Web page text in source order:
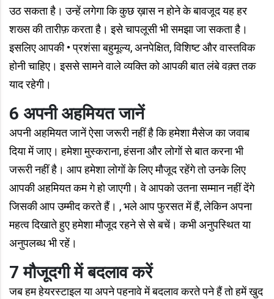
उठ सकता है। उन्हें लगेगा कि कुछ ख़ास न होने के बावजूद यह हर
शख्स की तारीफ़ करता है। इसे चापलूसी भी समझा जा सकता है।
इसलिए आपकी • प्रशंसा बहुमूल्य, अनपेक्षित, विशिष्ट और वास्तविक
होनी चाहिए। इससे सामने वाले व्यक्ति को आपकी बात लंबे वक़्त तक
याद रहेगी।
6 अपनी अहमियत जानें
अपनी अहमियत जानें ऐसा जरूरी नहीं है कि हमेशा मैसेज का जवाब
दिया में जाए। हमेशा मुस्कराना, हंसना और लोगों से बात करना भी
जरूरी नहीं है। आप हमेशा लोगों के लिए मौजूद रहेंगे तो उनके लिए
आपकी अहमियत कम गे हो जाएगी। वे आपको उतना सम्मान नहीं देंगे
जिसकी आप उम्मीद करते हैं। , भले आप फुरसत में हैं, लेकिन अपना
महत्व दिखाते हुए हमेशा मौजूद रहने से से बचें। कभी अनुपस्थित या
अनुपलब्ध भी रहें।
7 मौजूदगी में बदलाव करें
जब हम हेयरस्टाइल या अपने पहनावे में बदलाव करते पने हैं तो हमें खुद